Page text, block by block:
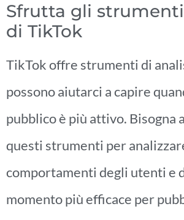
Sfrutta gli
di TikTok
TikTok offre strumenti di
possono aiutarci a capire
pubblico è più attivo. Bisogna
questi strumenti per
comportamenti degli utenti e
momento più efficace per